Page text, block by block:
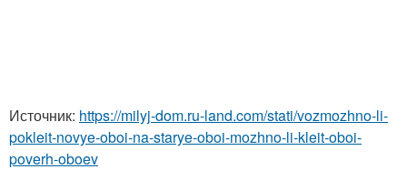
Источник: https://milyj-dom.ru-land.com/stati/vozmozhno-li-
pokleit-novye-oboi-na-starye-oboi-mozhno-li-kleit-oboi-
poverh-oboev